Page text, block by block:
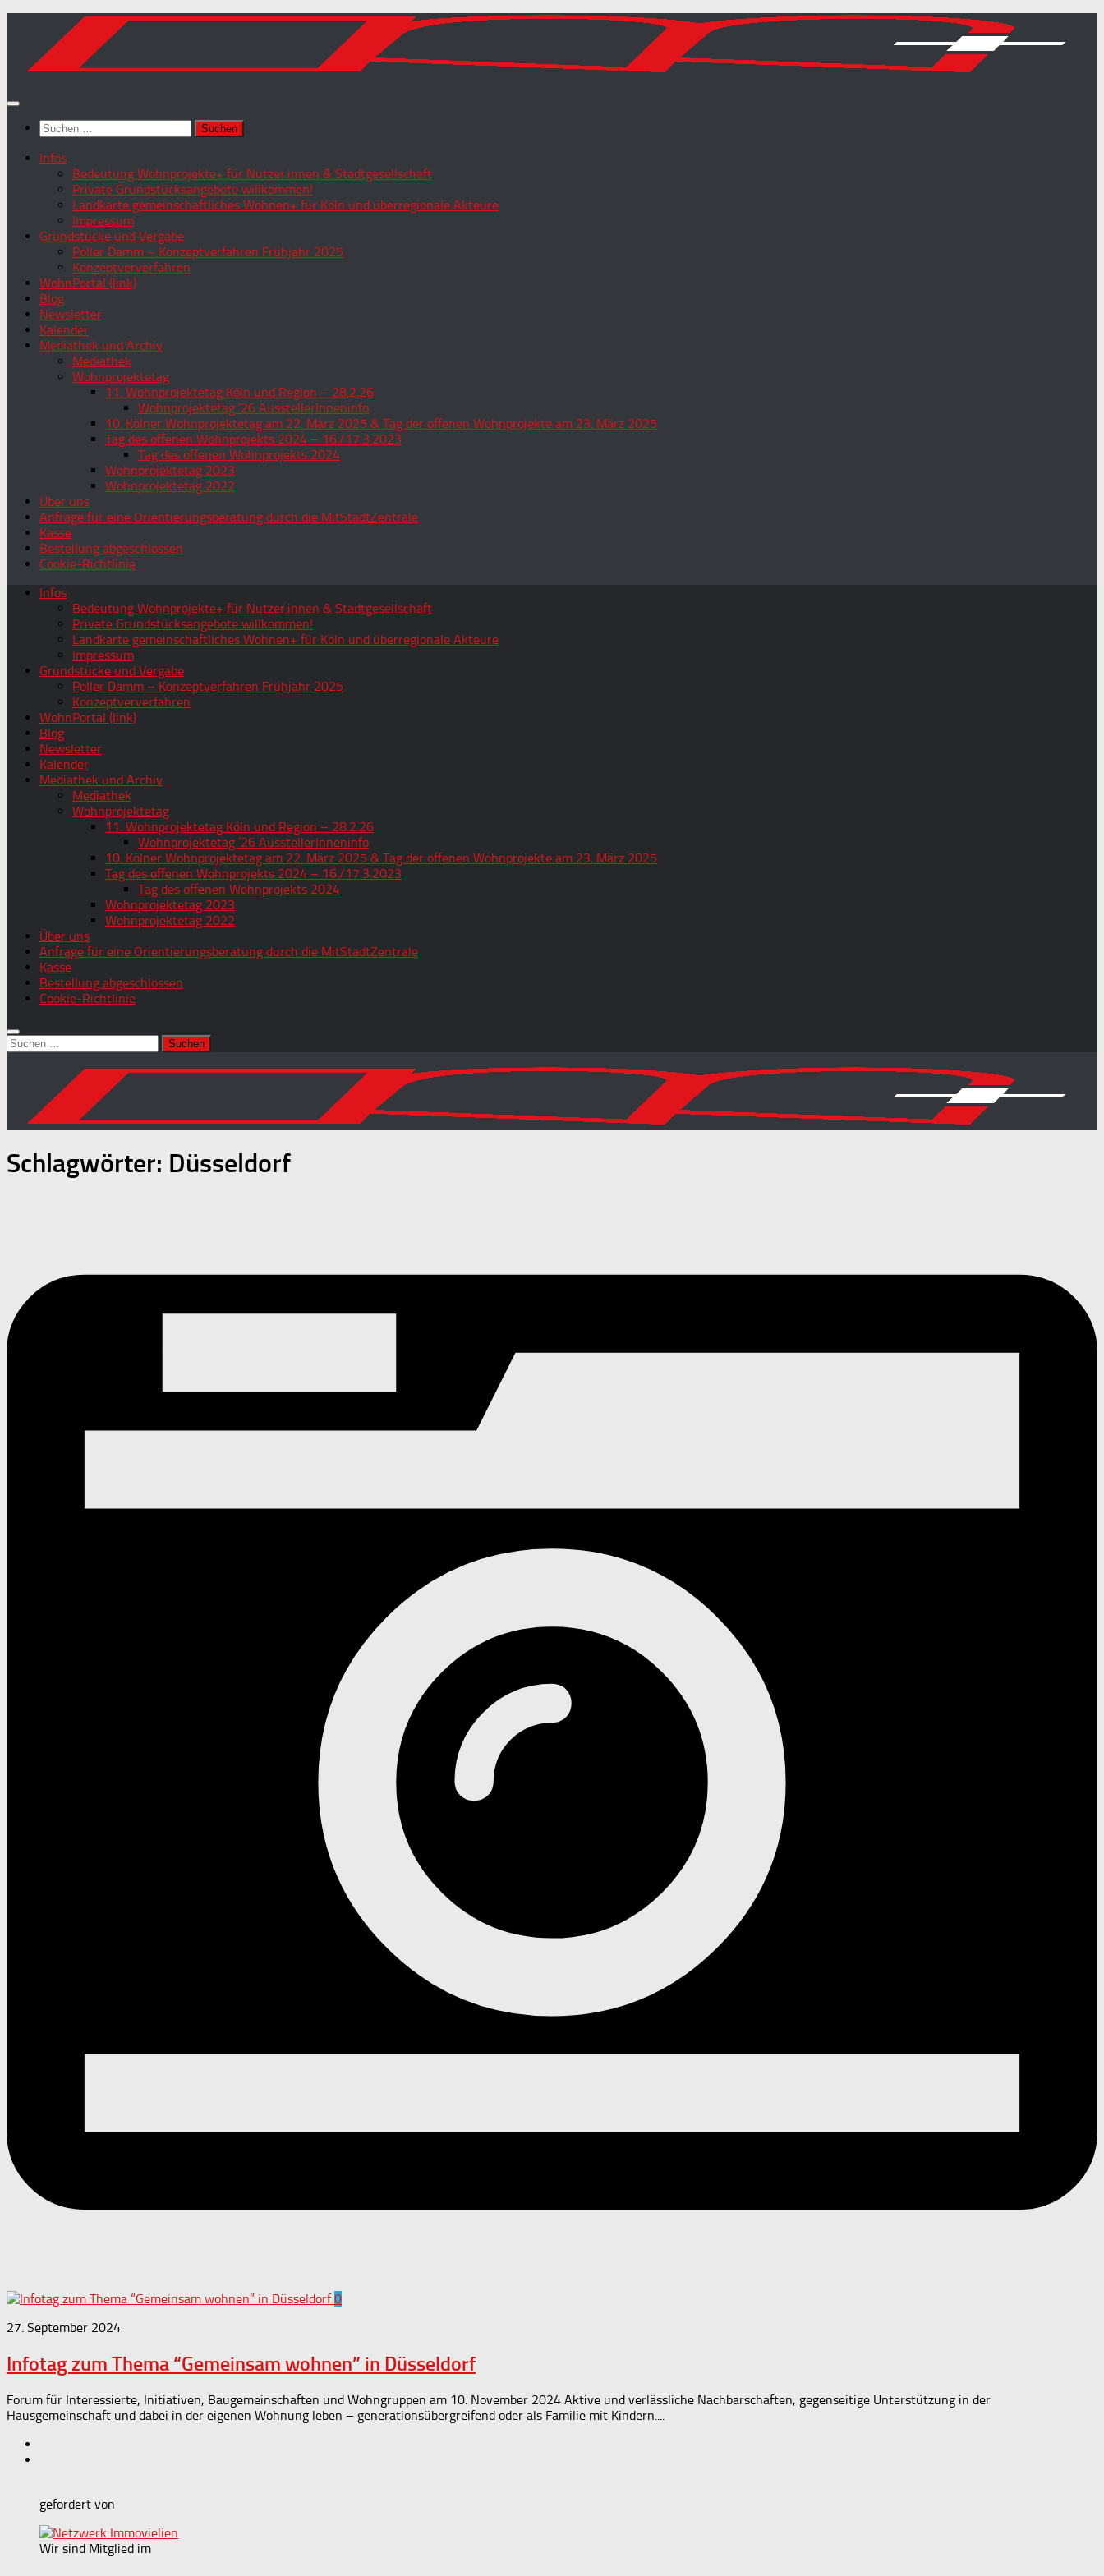
springen
Suchen
nach:
Infos
Bedeutung Wohnprojekte+ für Nutzer:innen & Stadtgesellschaft
Private Grundstücksangebote willkommen!
Landkarte gemeinschaftliches Wohnen+ für Köln und überregionale Akteure
Impressum
Grundstücke und Vergabe
Poller Damm – Konzeptverfahren Frühjahr 2025
Konzeptververfahren
WohnPortal (link)
Blog
Newsletter
Kalender
Mediathek und Archiv
Mediathek
Wohnprojektetag
11. Wohnprojektetag Köln und Region – 28.2.26
Wohnprojektetag ’26 AusstellerInneninfo
10. Kölner Wohnprojektetag am 22. März 2025 & Tag der offenen Wohnprojekte am 23. März 2025
Tag des offenen Wohnprojekts 2024 – 16./17.3.2023
Tag des offenen Wohnprojekts 2024
Wohnprojektetag 2023
Wohnprojektetag 2022
Über uns
Anfrage für eine Orientierungsberatung durch die MitStadtZentrale
Kasse
Bestellung abgeschlossen
Cookie-Richtlinie
Infos
Bedeutung Wohnprojekte+ für Nutzer:innen & Stadtgesellschaft
Private Grundstücksangebote willkommen!
Landkarte gemeinschaftliches Wohnen+ für Köln und überregionale Akteure
Impressum
Grundstücke und Vergabe
Poller Damm – Konzeptverfahren Frühjahr 2025
Konzeptververfahren
WohnPortal (link)
Blog
Newsletter
Kalender
Mediathek und Archiv
Mediathek
Wohnprojektetag
11. Wohnprojektetag Köln und Region – 28.2.26
Wohnprojektetag ’26 AusstellerInneninfo
10. Kölner Wohnprojektetag am 22. März 2025 & Tag der offenen Wohnprojekte am 23. März 2025
Tag des offenen Wohnprojekts 2024 – 16./17.3.2023
Tag des offenen Wohnprojekts 2024
Wohnprojektetag 2023
Wohnprojektetag 2022
Über uns
Anfrage für eine Orientierungsberatung durch die MitStadtZentrale
Kasse
Bestellung abgeschlossen
Cookie-Richtlinie
Suchen
nach:
Schlagwörter: Düsseldorf
0
27. September 2024
Infotag zum Thema “Gemeinsam wohnen” in Düsseldorf
Forum für Interessierte, Initiativen, Baugemeinschaften und Wohngruppen am 10. November 2024 Aktive und verlässliche Nachbarschaften, gegenseitige Unterstützung in der
Hausgemeinschaft und dabei in der eigenen Wohnung leben – generationsübergreifend oder als Familie mit Kindern....
gefördert von
Wir sind Mitglied im